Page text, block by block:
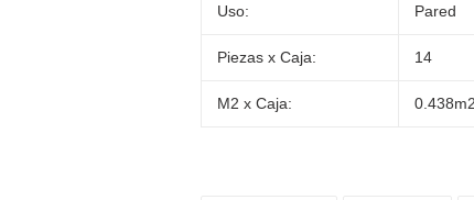
Uso: Pared
Piezas x Caja: 14
M2 x Caja: 0.438m2